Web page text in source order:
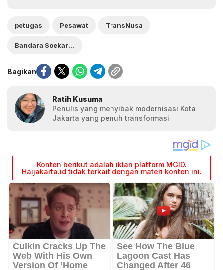
petugas Pesawat TransNusa
Bandara Soekarno-Hatta
Bagikan
Ratih Kusuma
Penulis yang menyibak modernisasi Kota
Jakarta yang penuh transformasi